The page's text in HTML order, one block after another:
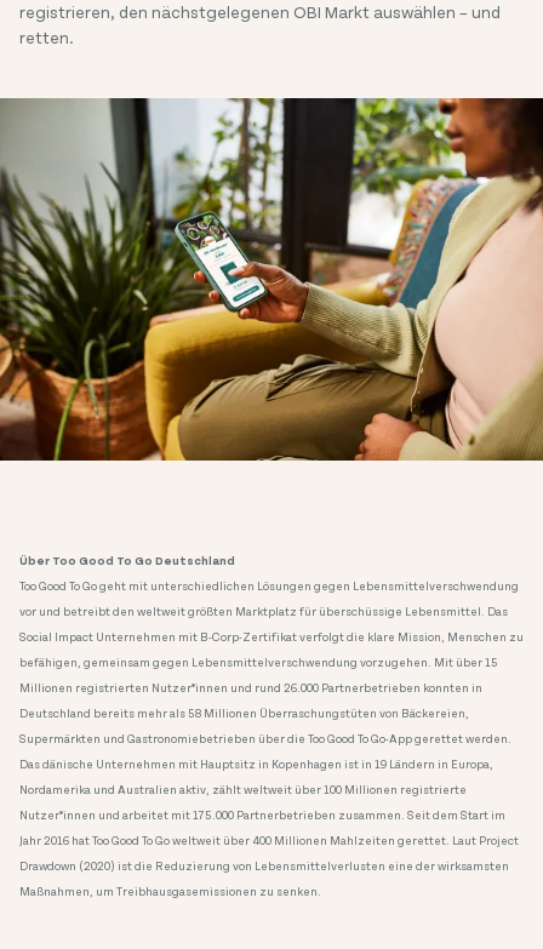
registrieren, den nächstgelegenen OBI Markt auswählen – und
retten.
Über Too Good To Go Deutschland
Too Good To Go geht mit unterschiedlichen Lösungen gegen Lebensmittelverschwendung
vor und betreibt den weltweit größten Marktplatz für überschüssige Lebensmittel. Das
Social Impact Unternehmen mit B-Corp-Zertifikat verfolgt die klare Mission, Menschen zu
befähigen, gemeinsam gegen Lebensmittelverschwendung vorzugehen. Mit über 15
Millionen registrierten Nutzer*innen und rund 26.000 Partnerbetrieben konnten in
Deutschland bereits mehr als 58 Millionen Überraschungstüten von Bäckereien,
Supermärkten und Gastronomiebetrieben über die Too Good To Go-App gerettet werden.
Das dänische Unternehmen mit Hauptsitz in Kopenhagen ist in 19 Ländern in Europa,
Nordamerika und Australien aktiv, zählt weltweit über 100 Millionen registrierte
Nutzer*innen und arbeitet mit 175.000 Partnerbetrieben zusammen. Seit dem Start im
Jahr 2016 hat Too Good To Go weltweit über 400 Millionen Mahlzeiten gerettet. Laut Project
Drawdown (2020) ist die Reduzierung von Lebensmittelverlusten eine der wirksamsten
Maßnahmen, um Treibhausgasemissionen zu senken.